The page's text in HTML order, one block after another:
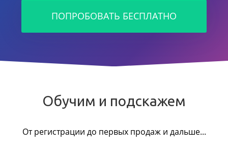
ПОПРОБОВАТЬ БЕСПЛАТНО
Обучим и подскажем
От регистрации до первых продаж и дальше...